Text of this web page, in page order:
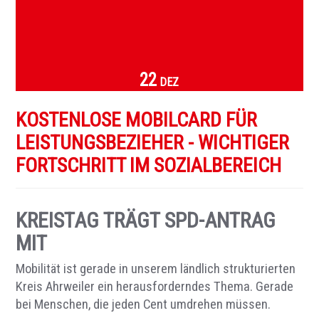
22 DEZ
KOSTENLOSE MOBILCARD FÜR
LEISTUNGSBEZIEHER - WICHTIGER
FORTSCHRITT IM SOZIALBEREICH
KREISTAG TRÄGT SPD-ANTRAG
MIT
Mobilität ist gerade in unserem ländlich strukturierten
Kreis Ahrweiler ein herausforderndes Thema. Gerade
bei Menschen, die jeden Cent umdrehen müssen.